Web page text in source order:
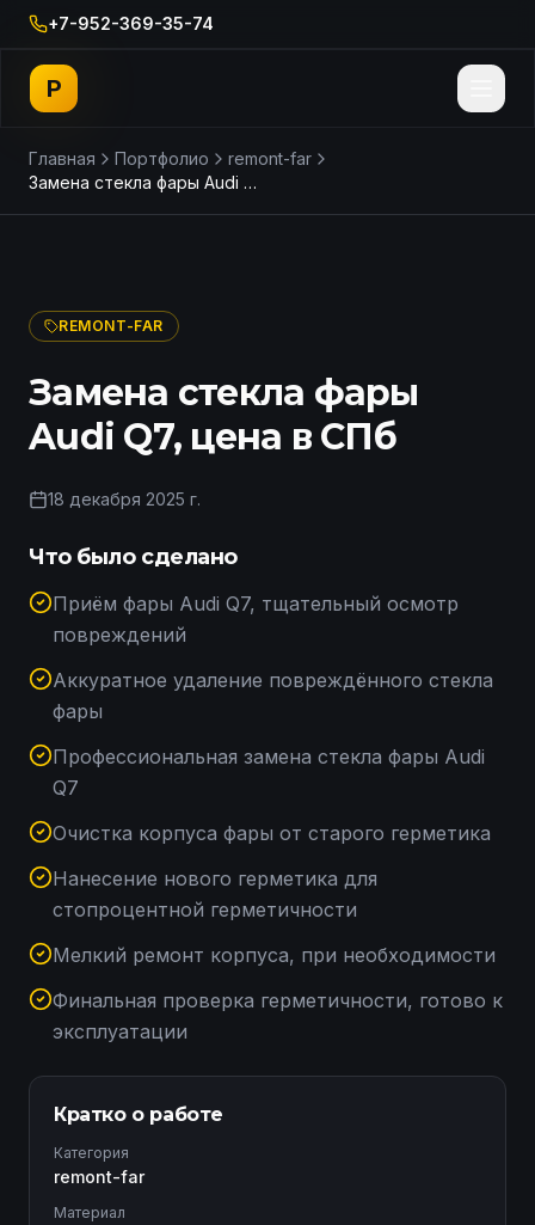
+7-952-369-35-74
P
Главная Портфолио
remont-far
Замена стекла фары Audi Q7, цена в СПб
REMONT-FAR
Замена стекла фары
Audi Q7, цена в СПб
18 декабря 2025 г.
Что было сделано
Приём фары Audi Q7, тщательный осмотр
повреждений
Аккуратное удаление повреждённого стекла
фары
Профессиональная замена стекла фары Audi
Q7
Очистка корпуса фары от старого герметика
Нанесение нового герметика для
стопроцентной герметичности
Мелкий ремонт корпуса, при необходимости
Финальная проверка герметичности, готово к
эксплуатации
Кратко о работе
Категория
remont-far
Материал